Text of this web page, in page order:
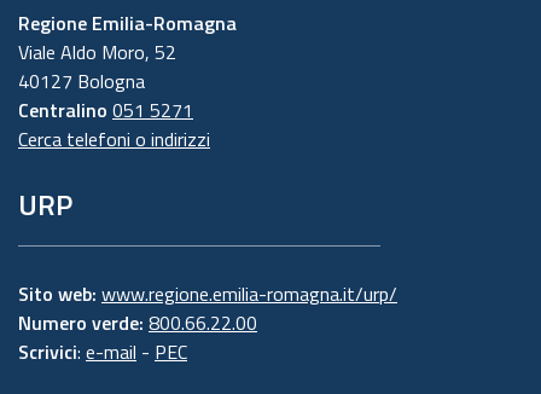
Regione Emilia-Romagna
Viale Aldo Moro, 52
40127 Bologna
Centralino 051 5271
Cerca telefoni o indirizzi
URP
Sito web: www.regione.emilia-romagna.it/urp/
Numero verde: 800.66.22.00
Scrivici: e-mail - PEC